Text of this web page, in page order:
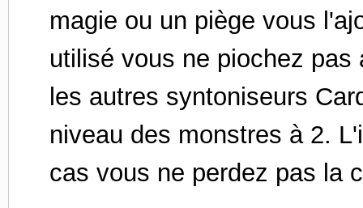
magie ou un piège vous
utilisé vous ne piochez
les autres syntoniseurs
niveau des monstres à 2.
cas vous ne perdez pas la